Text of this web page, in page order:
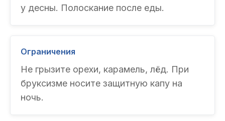
у десны. Полоскание после еды.
Ограничения
Не грызите орехи, карамель, лёд. При
бруксизме носите защитную капу на
ночь.